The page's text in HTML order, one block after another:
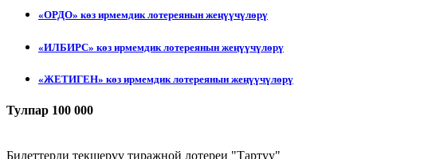
«ОРДО» көз ирмемдик лотереянын жеңүүчүлөрү
«ИЛБИРС» көз ирмемдик лотереянын жеңүүчүлөрү
«ЖЕТИГЕН» көз ирмемдик лотереянын жеңүүчүлөрү
Тулпар 100 000
Билеттерди текшерүү тиражной лотереи "Тартуу"